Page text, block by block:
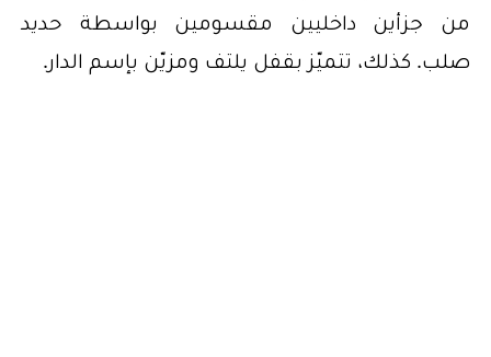
من جزأين داخليين مقسومين بواسطة حديد
صلب. كذلك، تتميّز بقفل يلتف ومزيّن بإسم الدار.